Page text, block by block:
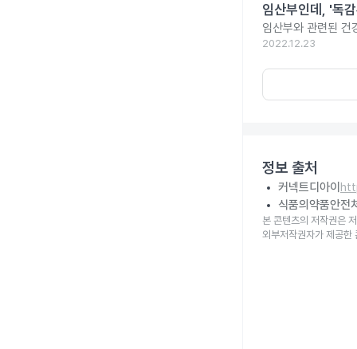
임산부인데, '독
임산부와 관련된 건
2022.12.23
정보 출처
커넥트디아이
식품의약품안전
본 콘텐츠의 저작권은
외부저작권자가 제공한